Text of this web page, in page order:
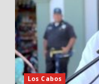
Los Cabos